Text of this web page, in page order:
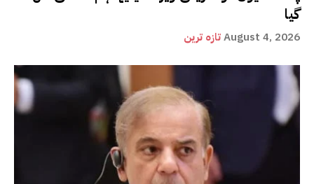
گیا
تازہ ترینAugust 4, 2026